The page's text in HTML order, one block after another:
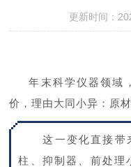
更新时间：
年末科学仪器领域
价，理由大同小异：原
这一变化直接带
柱、抑制器、前处理